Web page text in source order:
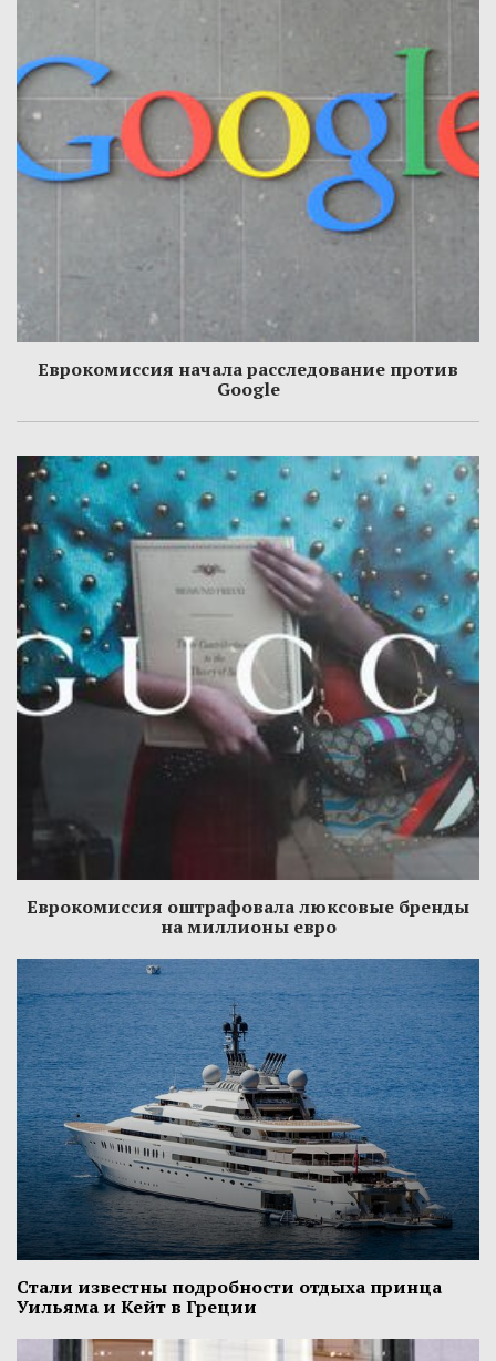
Еврокомиссия начала расследование против
Google
Еврокомиссия оштрафовала люксовые бренды
на миллионы евро
Стали известны подробности отдыха принца
Уильяма и Кейт в Греции